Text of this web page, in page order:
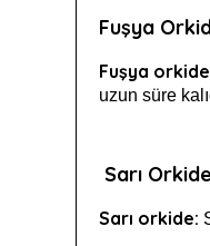
Fuşya
Fuşya
uzun süre
Sarı
Sarı orkide: